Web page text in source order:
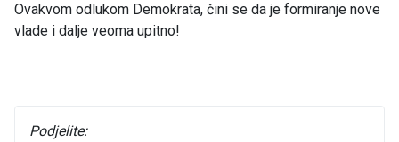
Ovakvom odlukom Demokrata, čini se da je formiranje nove
vlade i dalje veoma upitno!
Podjelite: